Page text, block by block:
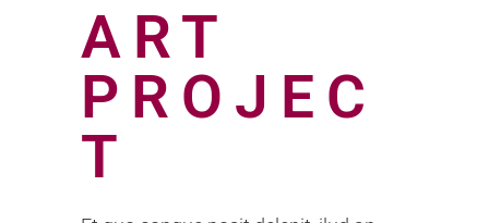
ART
PROJEC
T